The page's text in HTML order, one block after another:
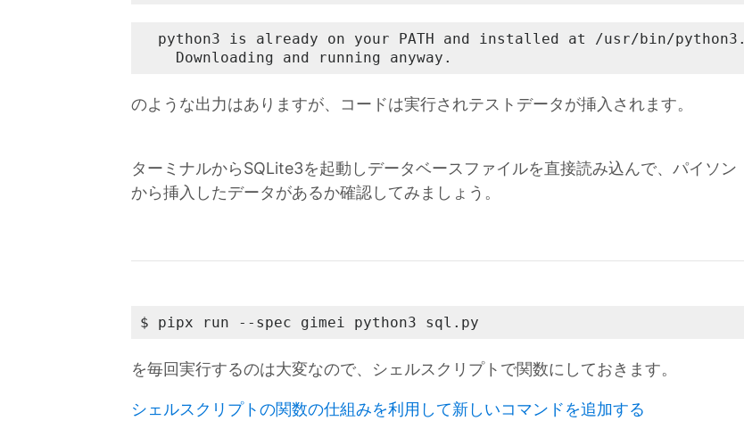
  python3 is already on your PATH and installed at /usr/bin/python3.
    Downloading and running anyway.
のような出力はありますが、コードは実行されテストデータが挿入されます。
ターミナルからSQLite3を起動しデータベースファイルを直接読み込んで、パイソン
から挿入したデータがあるか確認してみましょう。
$ pipx run --spec gimei python3 sql.py
を毎回実行するのは大変なので、シェルスクリプトで関数にしておきます。
シェルスクリプトの関数の仕組みを利用して新しいコマンドを追加する